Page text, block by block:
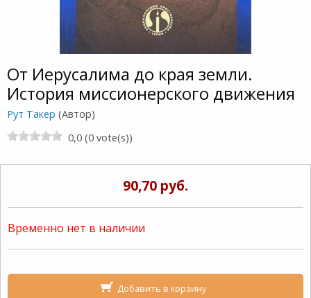
От Иерусалима до края земли.
История миссионерского движения
Рут Такер (Автор)
0,0 (0 vote(s))
90,70 руб.
Временно нет в наличии
Добавить в корзину